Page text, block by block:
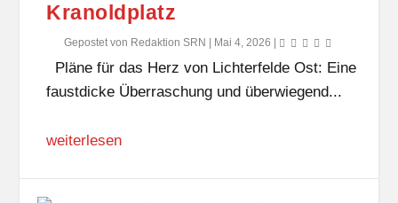
Kranoldplatz
Gepostet von Redaktion SRN Mai 4, 2026
Pläne für das Herz von Lichterfelde Ost: Eine
faustdicke Überraschung und überwiegend...
weiterlesen